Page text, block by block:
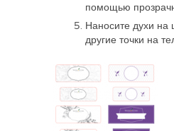
помощью
Наносите духи на
другие точки на